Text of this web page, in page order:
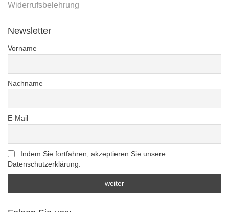
Widerrufsbelehrung
Newsletter
Vorname
Nachname
E-Mail
Indem Sie fortfahren, akzeptieren Sie unsere
Datenschutzerklärung.